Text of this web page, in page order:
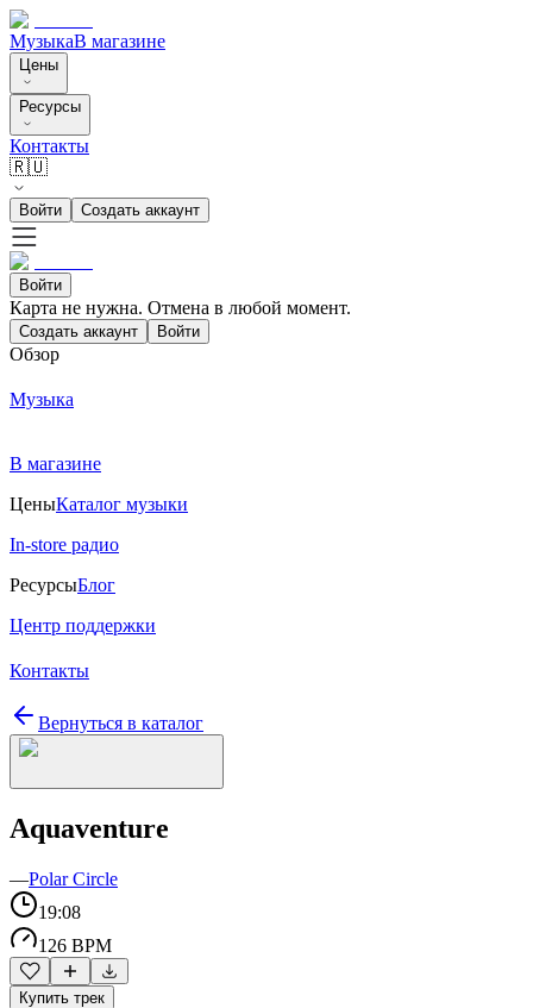
МузыкаВ магазине
Цены
Ресурсы
Контакты
🇷🇺
Войти Создать аккаунт
Войти
Карта не нужна. Отмена в любой момент.
Создать аккаунт Войти
Обзор
Музыка
В магазине
ЦеныКаталог музыки
In-store радио
РесурсыБлог
Центр поддержки
Контакты
Вернуться в каталог
Aquaventure
—Polar Circle
19:08
126 BPM
Купить трек